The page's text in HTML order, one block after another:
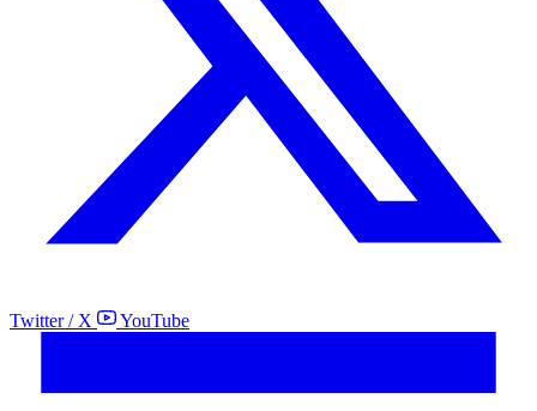
Twitter / X YouTube